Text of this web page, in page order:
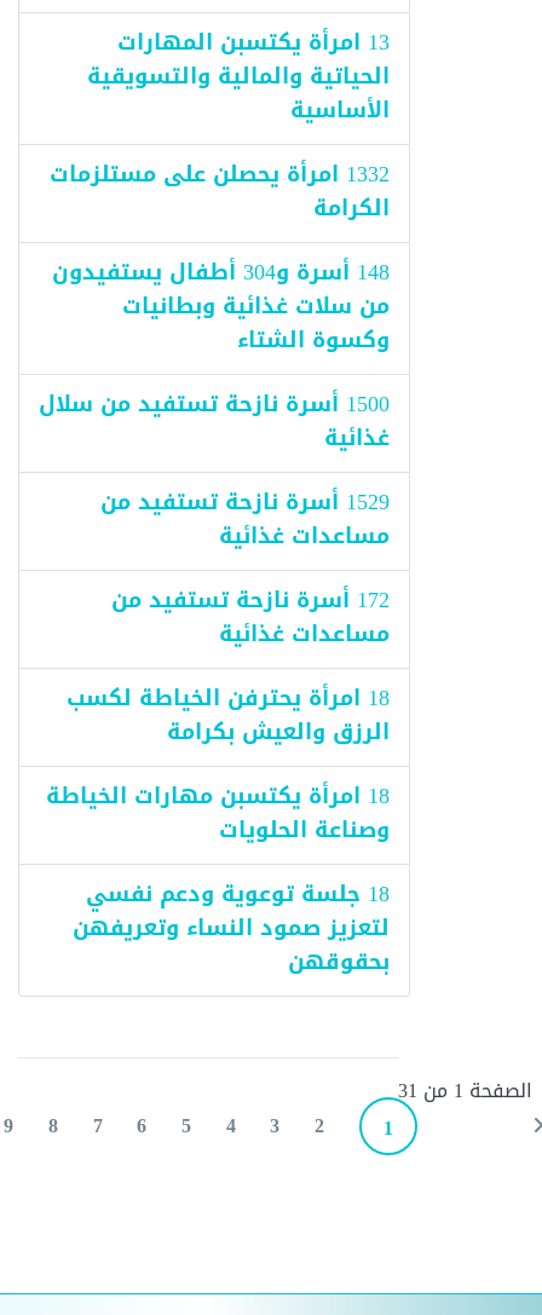
13 امرأة يكتسبن المهارات
الحياتية والمالية والتسويقية
الأساسية
1332 امرأة يحصلن على مستلزمات
الكرامة
148 أسرة و304 أطفال يستفيدون
من سلات غذائية وبطانيات
وكسوة الشتاء
1500 أسرة نازحة تستفيد من سلال
غذائية
1529 أسرة نازحة تستفيد من
مساعدات غذائية
172 أسرة نازحة تستفيد من
مساعدات غذائية
18 امرأة يحترفن الخياطة لكسب
الرزق والعيش بكرامة
18 امرأة يكتسبن مهارات الخياطة
وصناعة الحلويات
18 جلسة توعوية ودعم نفسي
لتعزيز صمود النساء وتعريفهن
بحقوقهن
الصفحة 1 من 31
1
2
3
4
5
6
7
8
9